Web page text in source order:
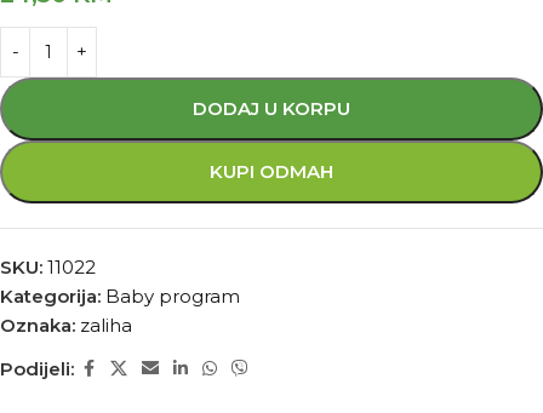
DODAJ U KORPU
KUPI ODMAH
SKU: 11022
Kategorija: Baby program
Oznaka: zaliha
Podijeli: